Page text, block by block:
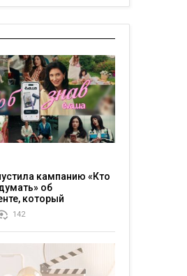
кампанию «Кто
об
который
не ожидают увидеть
142